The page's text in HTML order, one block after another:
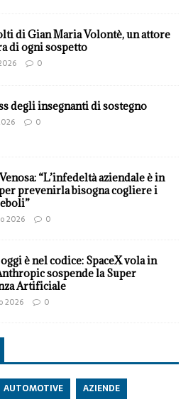
di Gian Maria Volontè, un attore
di ogni sospetto
0
degli insegnanti di sostegno
0
“L’infedeltà aziendale è in
prevenirla bisogna cogliere i
2026 0
è nel codice: SpaceX vola in
sospende la Super
Artificiale
2026 0
AUTOMOTIVE
AZIENDE